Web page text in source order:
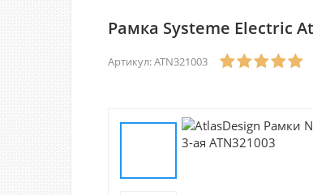
Рамка Systeme Electric
Артикул: ATN321003